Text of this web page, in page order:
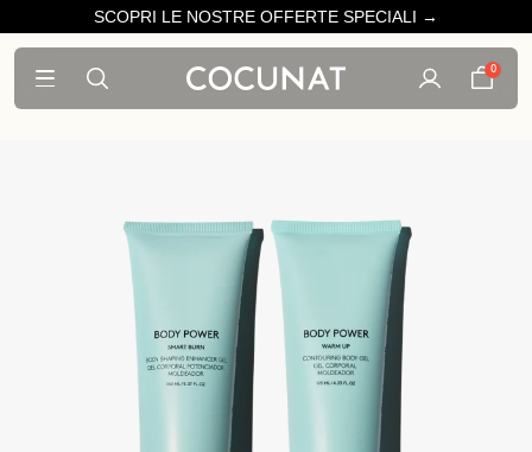
SCOPRI LE NOSTRE OFFERTE SPECIALI →
0